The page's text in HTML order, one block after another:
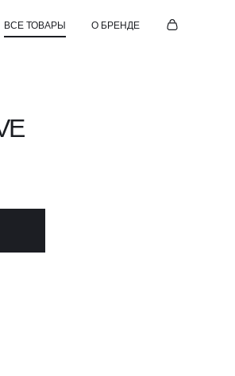
ВСЕ ТОВАРЫ О БРЕНДЕ